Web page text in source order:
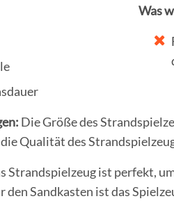
Was
Die Größe des
Qualität des
Strandspielzeug ist perfekt,
den Sandkasten ist das